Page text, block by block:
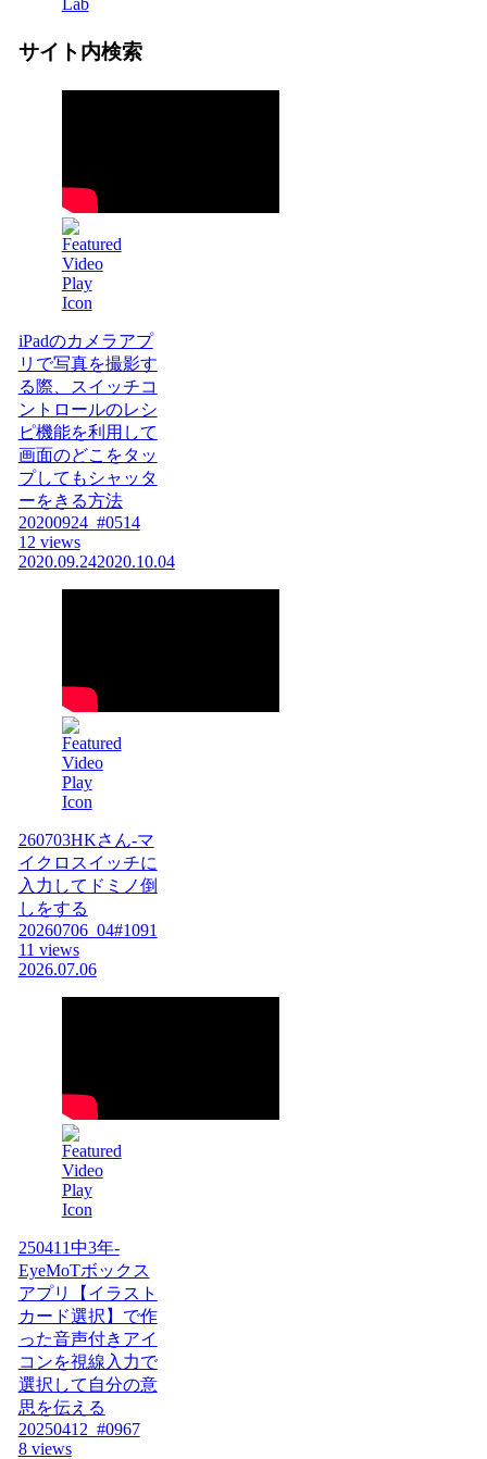
サイト内検索
iPadのカメラアプ
リで写真を撮影す
る際、スイッチコ
ントロールのレシ
ピ機能を利用して
画面のどこをタッ
プしてもシャッタ
ーをきる方法
20200924_#0514
12 views
2020.09.242020.10.04
260703HKさん-マ
イクロスイッチに
入力してドミノ倒
しをする
20260706_04#1091
11 views
2026.07.06
250411中3年-
EyeMoTボックス
アプリ【イラスト
カード選択】で作
った音声付きアイ
コンを視線入力で
選択して自分の意
思を伝える
20250412_#0967
8 views